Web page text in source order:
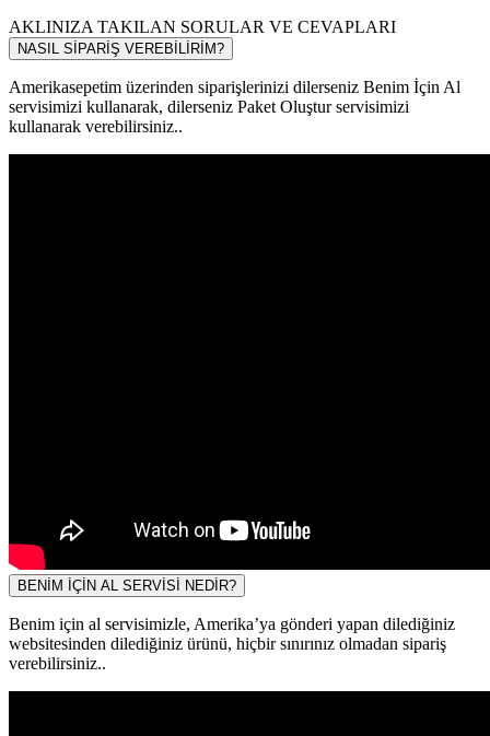
AKLINIZA TAKILAN SORULAR VE CEVAPLARI
NASIL SİPARİŞ VEREBİLİRİM?
Amerikasepetim üzerinden siparişlerinizi dilerseniz Benim İçin Al
servisimizi kullanarak, dilerseniz Paket Oluştur servisimizi
kullanarak verebilirsiniz..
BENİM İÇİN AL SERVİSİ NEDİR?
Benim için al servisimizle, Amerika’ya gönderi yapan dilediğiniz
websitesinden dilediğiniz ürünü, hiçbir sınırınız olmadan sipariş
verebilirsiniz..